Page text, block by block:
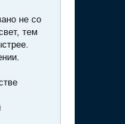
не со
тем